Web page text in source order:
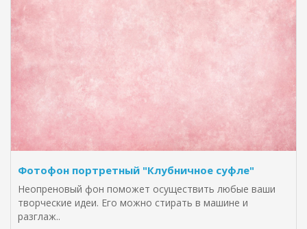
Фотофон портретный "Клубничное суфле"
Неопреновый фон поможет осуществить любые ваши
творческие идеи. Его можно стирать в машине и
разглаж..